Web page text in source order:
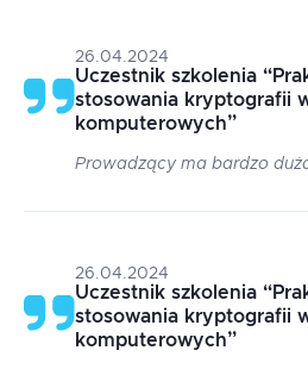
26.04.2024
Uczestnik szkolenia “
stosowania kryptografii
komputerowych”
Prowadzący ma bardzo
26.04.2024
Uczestnik szkolenia “
stosowania kryptografii
komputerowych”